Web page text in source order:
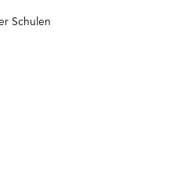
Schulen